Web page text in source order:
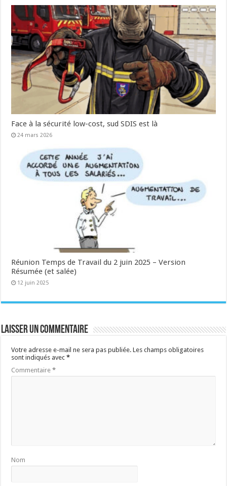
Face à la sécurité low-cost, sud SDIS est là
24 mars 2026
Réunion Temps de Travail du 2 juin 2025 – Version
Résumée (et salée)
12 juin 2025
Laisser un commentaire
Votre adresse e-mail ne sera pas publiée. Les champs obligatoires
sont indiqués avec*
Commentaire*
Nom